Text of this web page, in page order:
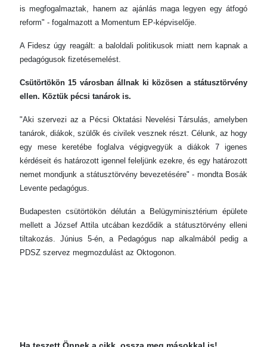
is megfogalmaztak, hanem az ajánlás maga legyen egy átfogó
reform" - fogalmazott a Momentum EP-képviselője.
A Fidesz úgy reagált: a baloldali politikusok miatt nem kapnak a
pedagógusok fizetésemelést.
Csütörtökön 15 városban állnak ki közösen a státusztörvény
ellen. Köztük pécsi tanárok is.
"Aki szervezi az a Pécsi Oktatási Nevelési Társulás, amelyben
tanárok, diákok, szülők és civilek vesznek részt. Célunk, az hogy
egy mese keretébe foglalva végigvegyük a diákok 7 igenes
kérdéseit és határozott igennel feleljünk ezekre, és egy határozott
nemet mondjunk a státusztörvény bevezetésére" - mondta Bosák
Levente pedagógus.
Budapesten csütörtökön délután a Belügyminisztérium épülete
mellett a József Attila utcában kezdődik a státusztörvény elleni
tiltakozás. Június 5-én, a Pedagógus nap alkalmából pedig a
PDSZ szervez megmozdulást az Oktogonon.